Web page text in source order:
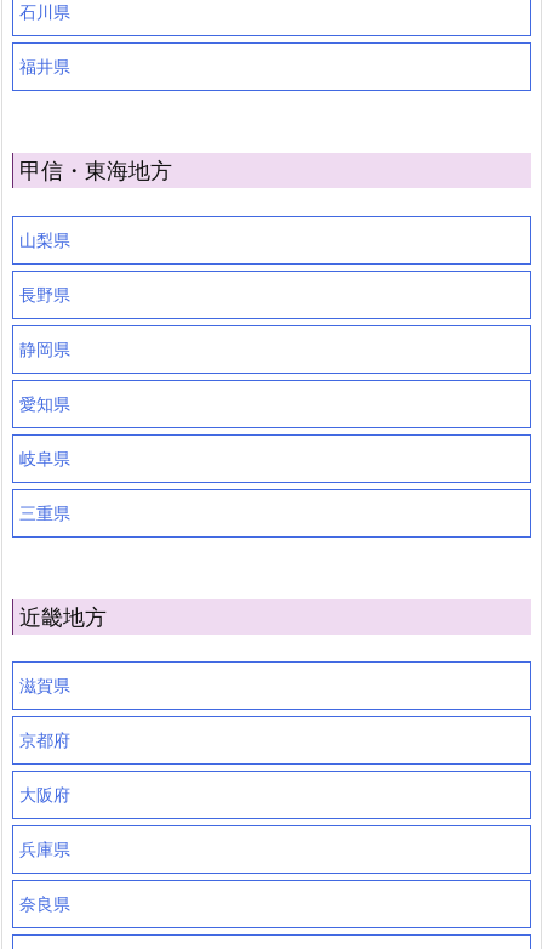
石川県
福井県
甲信・東海地方
山梨県
長野県
静岡県
愛知県
岐阜県
三重県
近畿地方
滋賀県
京都府
大阪府
兵庫県
奈良県